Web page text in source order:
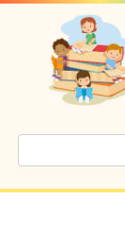
Перейти
контенту
Поиск: